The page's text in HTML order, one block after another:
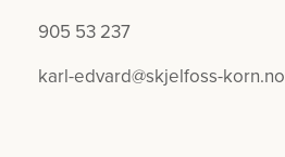
905 53 237
karl-edvard@skjelfoss-korn.no